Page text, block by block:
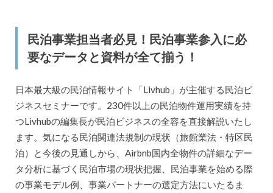
民泊事業担当者必見！民泊事業参入に必
要なデータと資料が全て揃う！
日本最大級の民泊情報サイト「Livhub」が主催する民泊ビ
ジネスセミナーです。230件以上の民泊物件運用実績を持
つLivhubの編集長が民泊ビジネスの全容を直接解説いたし
ます。気になる民泊関連法規制の現状（旅館業法・特区民
泊）と今後の見通しから、Airbnb国内全物件の詳細なデー
タ分析に基づく民泊市場の現状把握、民泊事業を始める際
の事業モデル例、事業パートナーの選定方法にいたるま